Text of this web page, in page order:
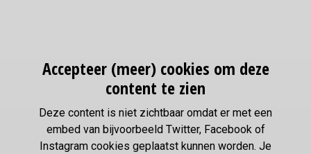
Accepteer (meer) cookies om deze
content te zien
Deze content is niet zichtbaar omdat er met een
embed van bijvoorbeeld Twitter, Facebook of
Instagram cookies geplaatst kunnen worden. Je